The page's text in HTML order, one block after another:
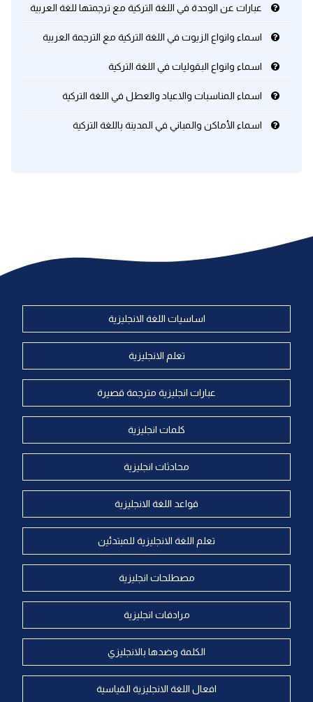
عبارات عن الوحدة في اللغة التركية مع ترجمتها للغة العربية
اسماء وانواع الزيوت في اللغة التركية مع الترجمة العربية
اسماء وانواع البقوليات في اللغة التركية
اسماء المناسبات والاعياد والعطل في اللغة التركية
اسماء الأماكن والمباني في المدينة باللغة التركية
اساسيات اللغة الانجليزية
تعلم الانجليزية
عبارات انجليزية مترجمة قصيرة
كلمات انجليزية
محادثات انجليزية
قواعد اللغة الانجليزية
تعلم اللغة الانجليزية للمبتدئين
مصطلحات انجليزية
مرادفات انجليزية
الكلمة وضدها بالانجليزي
افعال اللغة الانجليزية القياسية